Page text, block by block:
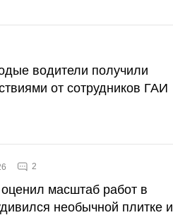
водители получили
от сотрудников ГАИ
2
масштаб работ в
необычной плитке и